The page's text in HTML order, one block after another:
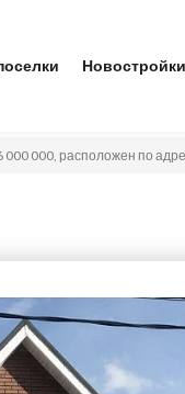
Новостройки
000 000, расположен по